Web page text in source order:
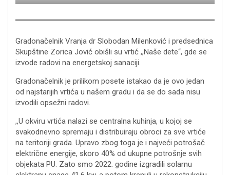
Gradonačelnik Vranja dr Slobodan Milenković i predsednica
Skupštine Zorica Jović obišli su vrtić ,,Naše dete“, gde se
izvode radovi na energetskoj sanaciji.
Gradonačelnik je prilikom posete istakao da je ovo jedan
od najstarijih vrtića u našem gradu i da se do sada nisu
izvodili opsežni radovi.
,,U okviru vrtića nalazi se centralna kuhinja, u kojoj se
svakodnevno spremaju i distribuiraju obroci za sve vrtiće
na teritoriji grada. Upravo zbog toga je i najveći potrošač
električne energije, skoro 40% od ukupne potrošnje svih
objekata PU. Zato smo 2022. godine izgradili solarnu